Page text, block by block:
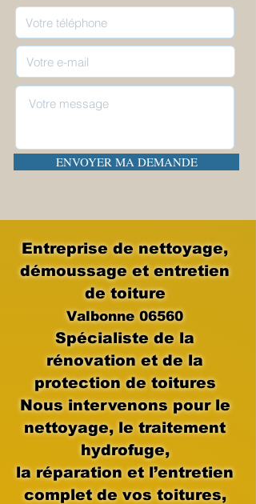
ENVOYER MA DEMANDE
Entreprise de nettoyage,
démoussage et entretien
de toiture
Valbonne 06560
Spécialiste de la
rénovation et de la
protection de toitures
Nous intervenons pour le
nettoyage, le traitement
hydrofuge,
la réparation et l’entretien
complet de vos toitures,